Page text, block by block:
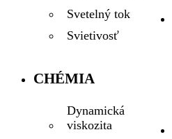
Svetelný tok
Svietivosť
CHÉMIA
Dynamická
viskozita